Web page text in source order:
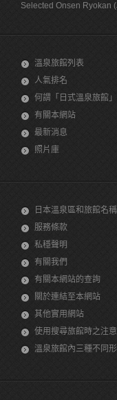
Selected Onsen Ryokan
溫泉旅館列表
人氣排名
何謂「日式溫泉旅館」
有關本網站
最新消息
照片庫
日本溫泉區和旅館名
服務條款
私穩聲明
有關我們
有關本網站的查詢
關於連結至本網站
其他實用網站
使用搜尋旅館時之注
溫泉旅館內三種不同